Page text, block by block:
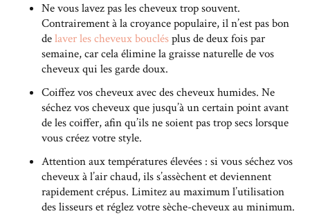
Ne vous lavez pas les cheveux trop souvent.
Contrairement à la croyance populaire, il n’est pas bon
delaver les cheveux bouclésplus de deux fois par
semaine, car cela élimine la graisse naturelle de vos
cheveux qui les garde doux.
Coiffez vos cheveux avec des cheveux humides. Ne
séchez vos cheveux que jusqu’à un certain point avant
de les coiffer, afin qu’ils ne soient pas trop secs lorsque
vous créez votre style.
Attention aux températures élevées : si vous séchez vos
cheveux à l’air chaud, ils s’assèchent et deviennent
rapidement crépus. Limitez au maximum l’utilisation
des lisseurs et réglez votre sèche-cheveux au minimum.